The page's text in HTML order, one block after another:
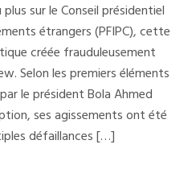
sur le Conseil présidentiel
étrangers (PFIPC), cette
créée frauduleusement
Selon les premiers éléments
le président Bola Ahmed
ses agissements ont été
défaillances […]